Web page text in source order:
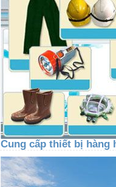
Cung cấp thiết bị hàng